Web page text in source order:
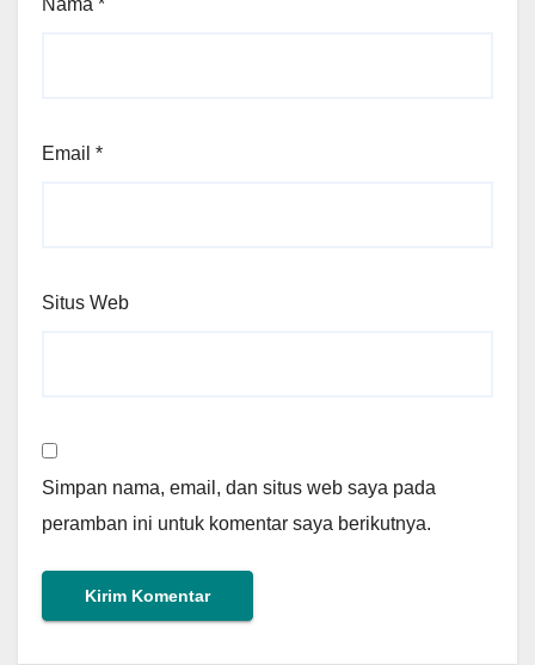
Nama *
Email *
Situs Web
Simpan nama, email, dan situs web saya pada
peramban ini untuk komentar saya berikutnya.